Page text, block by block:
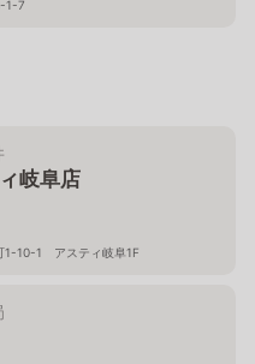
1-7
岐阜店
1-10-1 アスティ岐阜1F